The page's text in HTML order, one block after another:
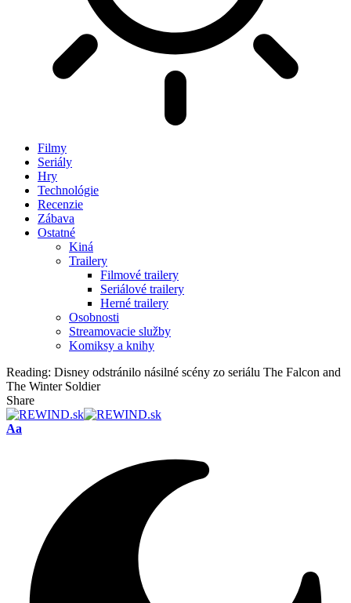
Filmy
Seriály
Hry
Technológie
Recenzie
Zábava
Ostatné
Kiná
Trailery
Filmové trailery
Seriálové trailery
Herné trailery
Osobnosti
Streamovacie služby
Komiksy a knihy
Reading: Disney odstránilo násilné scény zo seriálu The Falcon and
The Winter Soldier
Share
Font
Aa